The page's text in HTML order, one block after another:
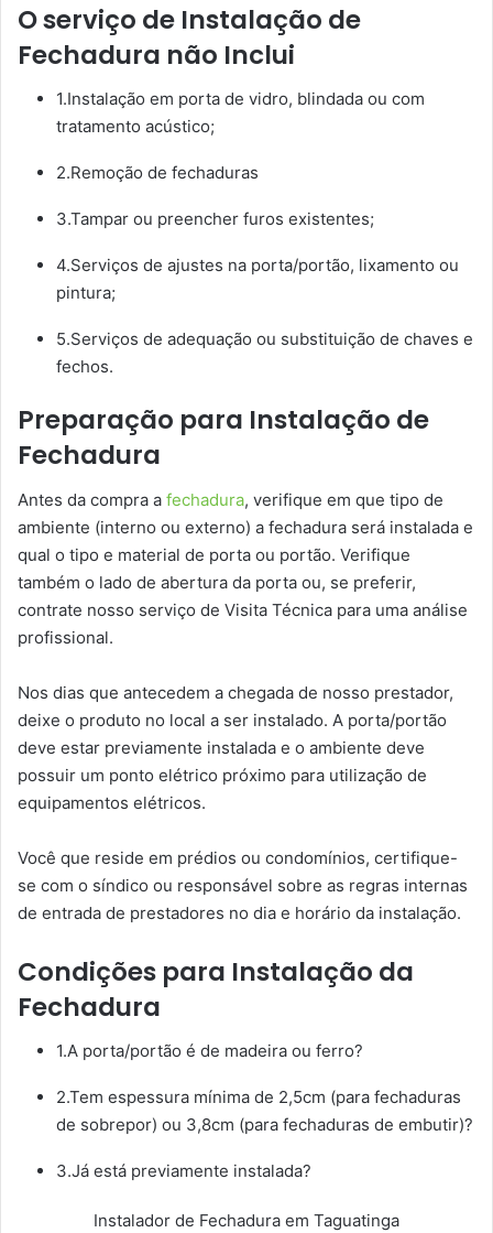
O serviço de Instalação de
Fechadura não Inclui
1.Instalação em porta de vidro, blindada ou com
tratamento acústico;
2.Remoção de fechaduras
3.Tampar ou preencher furos existentes;
4.Serviços de ajustes na porta/portão, lixamento ou
pintura;
5.Serviços de adequação ou substituição de chaves e
fechos.
Preparação para Instalação de
Fechadura
Antes da compra a fechadura, verifique em que tipo de
ambiente (interno ou externo) a fechadura será instalada e
qual o tipo e material de porta ou portão. Verifique
também o lado de abertura da porta ou, se preferir,
contrate nosso serviço de Visita Técnica para uma análise
profissional.
Nos dias que antecedem a chegada de nosso prestador,
deixe o produto no local a ser instalado. A porta/portão
deve estar previamente instalada e o ambiente deve
possuir um ponto elétrico próximo para utilização de
equipamentos elétricos.
Você que reside em prédios ou condomínios, certifique-
se com o síndico ou responsável sobre as regras internas
de entrada de prestadores no dia e horário da instalação.
Condições para Instalação da
Fechadura
1.A porta/portão é de madeira ou ferro?
2.Tem espessura mínima de 2,5cm (para fechaduras
de sobrepor) ou 3,8cm (para fechaduras de embutir)?
3.Já está previamente instalada?
Instalador de Fechadura em Taguatinga